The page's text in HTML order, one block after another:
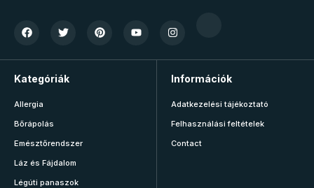
Kategóriák
Allergia
Bőrápolás
Emésztőrendszer
Láz és Fájdalom
Légúti panaszok
Információk
Adatkezelési tájékoztató
Felhasználási feltételek
Contact